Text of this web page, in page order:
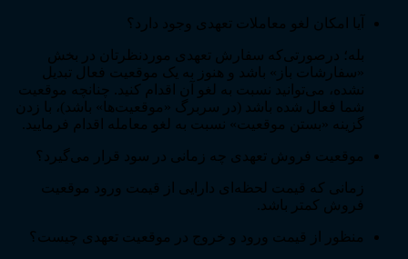
آیا امکان لغو معاملات تعهدی وجود دارد؟
بله؛ درصورتی‌که سفارش تعهدی موردنظرتان در بخش
«سفارشات باز» باشد و هنوز به یک موقعیت فعال تبدیل
نشده، می‌توانید نسبت به لغو آن اقدام کنید. چنانچه موقعیت
شما فعال شده باشد (در سربرگ «موقعیت‌ها» باشد)، با زدن
گزینه «بستن موقعیت» نسبت به لغو معامله اقدام فرمایید.
موقعیت فروش تعهدی چه زمانی در سود قرار می‌گیرد؟
زمانی که قیمت لحظه‌ای دارایی از قیمت ورود موقعیت
فروش کمتر باشد.
منظور از قیمت ورود و خروج در موقعیت تعهدی چیست؟